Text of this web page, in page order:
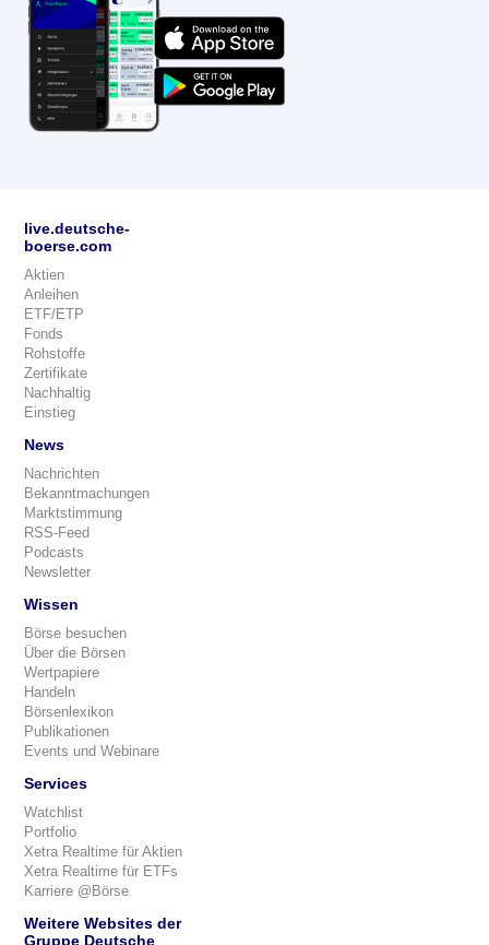
live.deutsche-
boerse.com
Aktien
Anleihen
ETF/ETP
Fonds
Rohstoffe
Zertifikate
Nachhaltig
Einstieg
News
Nachrichten
Bekanntmachungen
Marktstimmung
RSS-Feed
Podcasts
Newsletter
Wissen
Börse besuchen
Über die Börsen
Wertpapiere
Handeln
Börsenlexikon
Publikationen
Events und Webinare
Services
Watchlist
Portfolio
Xetra Realtime für Aktien
Xetra Realtime für ETFs
Karriere @Börse
Weitere Websites der
Gruppe Deutsche